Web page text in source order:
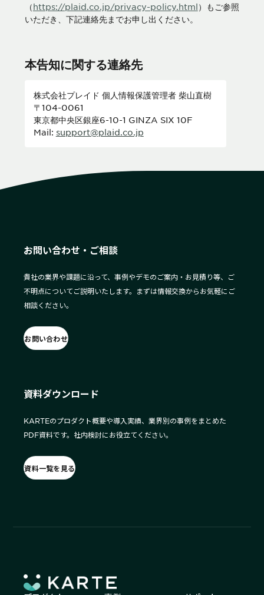
（https://plaid.co.jp/privacy-policy.html）もご参照
いただき、下記連絡先までお申し出ください。
本告知に関する連絡先
株式会社プレイド 個人情報保護管理者 柴山直樹
〒104-0061
東京都中央区銀座6-10-1 GINZA SIX 10F
Mail: support@plaid.co.jp
お問い合わせ・ご相談
貴社の業界や課題に沿って、事例やデモのご案内・お見積り等、ご
不明点についてご説明いたします。まずは情報交換からお気軽にご
相談ください。
お問い合わせ
資料ダウンロード
KARTEのプロダクト概要や導入実績、業界別の事例をまとめた
PDF資料です。社内検討にお役立てください。
資料一覧を見る